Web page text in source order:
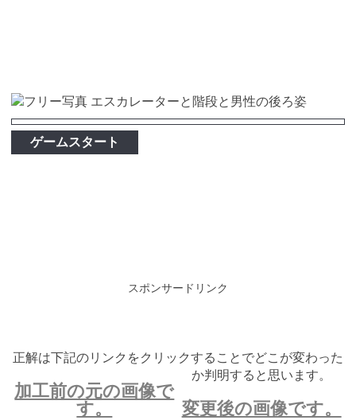
ゲームスタート
スポンサードリンク
正解は下記のリンクをクリックすることでどこが変わった
か判明すると思います。
加工前の元の画像で
す。
変更後の画像です。